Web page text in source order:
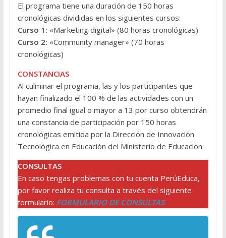
El programa tiene una duración de 150 horas
cronológicas divididas en los siguientes cursos:
Curso 1: «Marketing digital» (80 horas cronológicas)
Curso 2: «Community manager» (70 horas
cronológicas)
CONSTANCIAS
​​​​​​​Al culminar el programa, las y los participantes que
hayan finalizado el 100 % de las actividades con un
promedio final igual o mayor a 13 por curso obtendrán
una constancia de participación por 150 horas
cronológicas emitida por la Dirección de Innovación
Tecnológica en Educación del Ministerio de Educación.
CONSULTAS
En caso tengas problemas con tu cuenta PerúEduca,
por favor realiza tu consulta a través del siguiente
formulario: FORMULARIO DE CONSULTAS